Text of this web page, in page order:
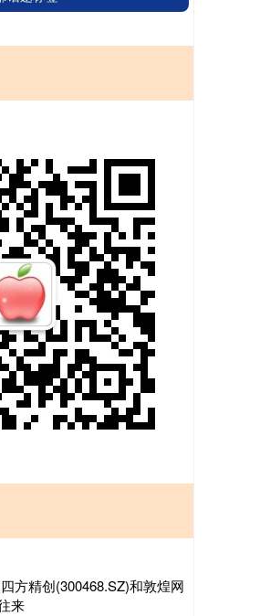
方精创(300468.SZ)和敦煌网
来